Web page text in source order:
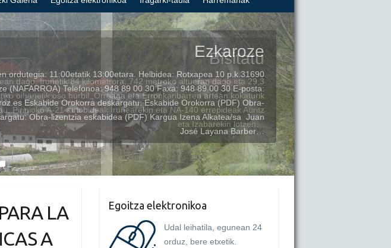
Bisitatu
dago, Iruñetik 84 kilometrora. 742 metroko altueran dago eta 29,3
oihanetik oso hurbil, Orreaga eta Erronkaribarren artean kokaturik
Pirinioko A-21 autobideak Iruñearekin eta NA-140 errepideak Auritz
eta Izabarekin lotzen…
3
LA
A
Egoitza elektronikoa
Udal leihatila, egunean 24
orduz, bere etxetik.